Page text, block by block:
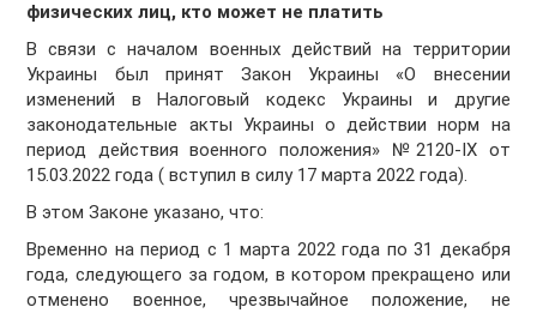
физических лиц, кто может не платить
В связи с началом военных действий на территории
Украины был принят Закон Украины «О внесении
изменений в Налоговый кодекс Украины и другие
законодательные акты Украины о действии норм на
период действия военного положения» №2120-IX от
15.03.2022 года ( вступил в силу 17 марта 2022 года).
В этом Законе указано, что:
Временно на период с 1 марта 2022 года по 31 декабря
года, следующего за годом, в котором прекращено или
отменено военное, чрезвычайное положение, не